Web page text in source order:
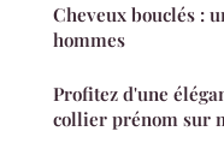
Cheveux bouclés :
hommes
Profitez d'une
collier prénom sur